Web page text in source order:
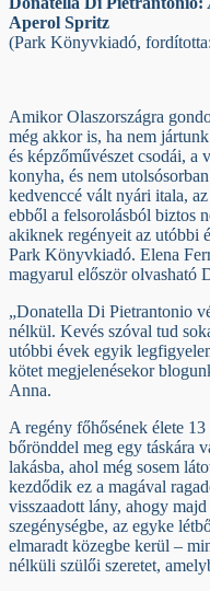
Aperol Spritz
(Park Könyvkiadó,
Amikor Olaszországra
még akkor is, ha nem
és képzőművészet csodái, a
konyha, és nem
kedvenccé vált nyári itala,
ebből a felsorolásból biztos
akiknek regényeit az utóbbi
Park Könyvkiadó. Elena
magyarul először olvasható
„Donatella Di Pietrantonio
nélkül. Kevés szóval tud
utóbbi évek egyik
kötet megjelenésekor
Anna.
A regény főhősének élete
bőrönddel meg egy táskára
lakásba, ahol még sosem
kezdődik ez a magával
visszaadott lány, ahogy
szegénységbe, az egyke
elmaradt közegbe kerül –
nélküli szülői szeretet,